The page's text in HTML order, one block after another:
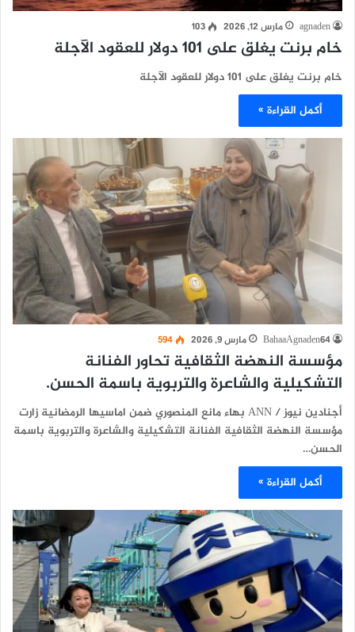
agnaden مارس 12, 2026 103
خام برنت يغلق على 101 دولار للعقود الآجلة
خام برنت يغلق على 101 دولار للعقود الآجلة
أكمل القراءة »
BahaaAgnaden64 مارس 9, 2026 594
مؤسسة النهضة الثقافية تحاور الفنانة
التشكيلية والشاعرة والتربوية باسمة الحسن.
أجنادين نيوز / ANN بهاء مانع المنصوري ضمن اماسيها الرمضانية زارت
مؤسسة النهضة الثقافية الفنانة التشكيلية والشاعرة والتربوية باسمة
الحسن…
أكمل القراءة »